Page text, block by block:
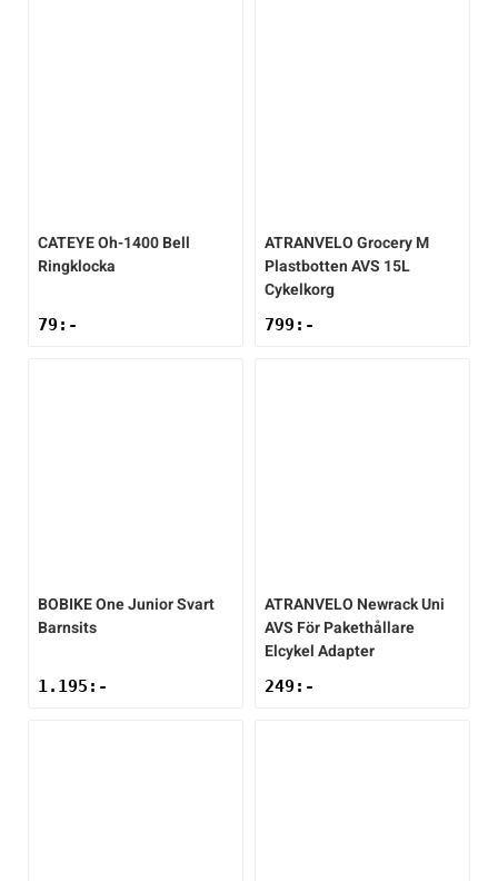
CATEYEOh-1400 Bell
Ringklocka
79 :-
ATRANVELOGrocery M
Plastbotten AVS 15L
Cykelkorg
799 :-
BOBIKEOne Junior Svart
Barnsits
1.195 :-
ATRANVELO Newrack Uni
AVS För Pakethållare
Elcykel Adapter
249 :-